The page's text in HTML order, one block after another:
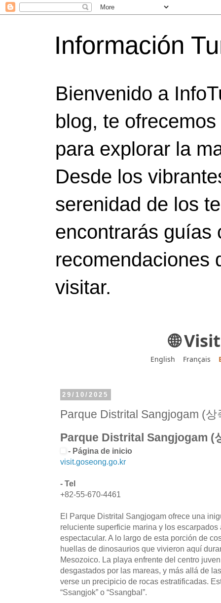
Información
Bienvenido a
blog, te
para explorar la
Desde los
serenidad de los
encontrarás guías
recomendaciones
visitar.
🌐
English Français
29/10/2025
Parque Distrital Sangjogam (
Parque Distrital Sangjogam (
- Página de inicio
visit.goseong.go.kr
- Tel
+82-55-670-4461
El Parque Distrital Sangjogam ofrece una
reluciente superficie marina y los
espectacular. A lo largo de esta porción de
huellas de dinosaurios que vivieron aquí
Mesozoico. La playa enfrente del centro
desgastados por las mareas, y más allá de
verse un precipicio de rocas estratificadas.
“Ssangjok” o “Ssangbal”.